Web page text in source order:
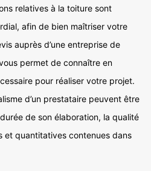
relatives à la toiture sont
afin de bien maîtriser votre
auprès d’une entreprise de
permet de connaître en
pour réaliser votre projet.
d’un prestataire peuvent être
de son élaboration, la qualité
et quantitatives contenues dans